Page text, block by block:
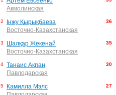
Акмолинская
2
Інжу Қырықбаева
Восточно-Казахстанская
36
3
Шалқар Жекенай
Восточно-Казахстанская
35
4 Танаис Акпан
Павлодарская
30
5
Камилла Мэлс
27